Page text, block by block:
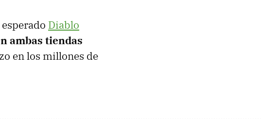
Diablo
ambas tiendas
en los millones de